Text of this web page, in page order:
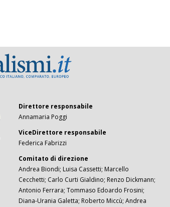
Direttore responsabile
Annamaria Poggi
ViceDirettore responsabile
Federica Fabrizzi
Comitato di direzione
Andrea Biondi; Luisa Cassetti; Marcello
Cecchetti; Carlo Curti Gialdino; Renzo Dickmann;
Antonio Ferrara; Tommaso Edoardo Frosini;
Diana-Urania Galetta; Roberto Miccù; Andrea